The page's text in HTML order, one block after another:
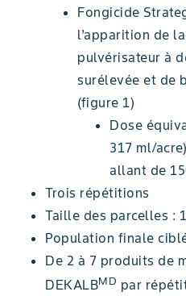
Fongicide
l’apparition de
pulvérisateur à
surélevée et de
(figure 1)
Dose
317 ml/
allant de
Trois répétitions
Taille des parcelles :
Population finale
De 2 à 7 produits de
DEKALBMD par